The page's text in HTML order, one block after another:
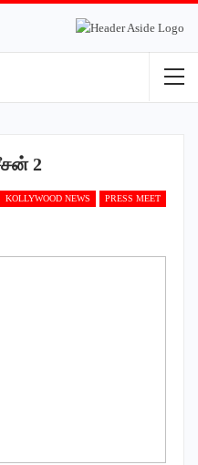
2
KOLLYWOOD NEWS PRESS MEET